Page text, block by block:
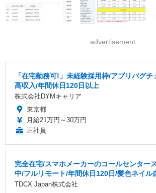
advertisement
「在宅勤務可!」未経験採用枠/アプリバグ
高収入/年間休日120日以上
株式会社DYMキャリア
東京都
月給21万円～30万円
正社員
完全在宅/スマホメーカーのコールセンター
中/フルリモート/年間休日120日/髪色ネイル
TDCX Japan株式会社